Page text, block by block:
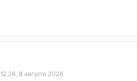
12:26, 8 августа 2026